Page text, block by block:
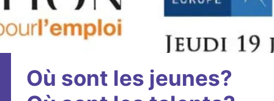
Où sont les jeunes?